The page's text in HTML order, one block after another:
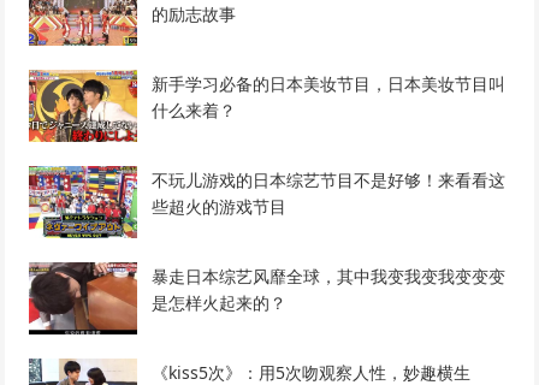
的励志故事
新手学习必备的日本美妆节目，日本美妆节目叫
什么来着？
不玩儿游戏的日本综艺节目不是好够！来看看这
些超火的游戏节目
暴走日本综艺风靡全球，其中我变我变我变变变
是怎样火起来的？
《kiss5次》：用5次吻观察人性，妙趣横生